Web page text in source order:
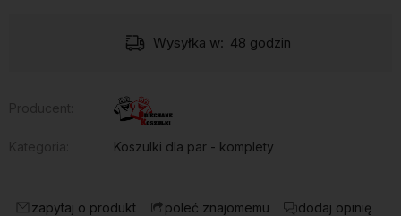
Wysyłka w: 48 godzin
Koszulki dla par - komplety
zapytaj o produkt poleć znajomemu dodaj opinię